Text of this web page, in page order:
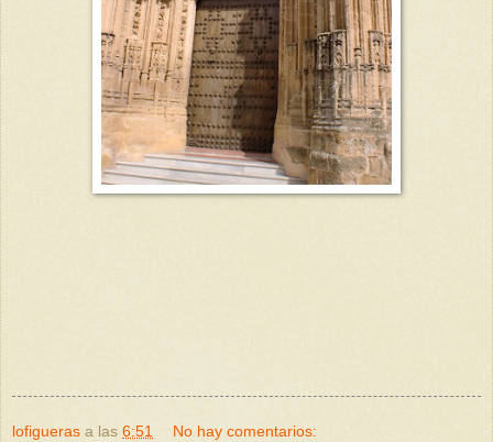
lofigueras a las 6:51 No hay comentarios: